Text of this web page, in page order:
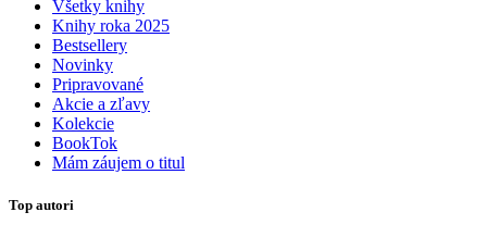
Všetky knihy
Knihy roka 2025
Bestsellery
Novinky
Pripravované
Akcie a zľavy
Kolekcie
BookTok
Mám záujem o titul
Top autori